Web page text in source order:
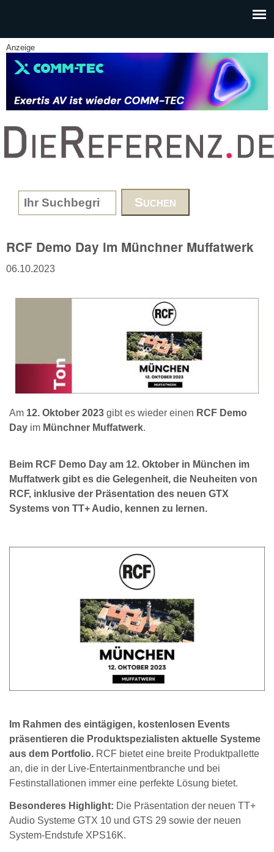
Anzeige
www.DieReferenz.de
Search form
RCF Demo Day im Münchner Muffatwerk
06.10.2023
Am 12. Oktober 2023 gibt es wieder einen RCF Demo
Day im Münchner Muffatwerk.
Beim RCF Demo Day am 12. Oktober in München im
Muffatwerk gibt es die Gelegenheit, die Neuheiten von
RCF, inklusive der Präsentation des neuen GTX
Systems von TT+ Audio, kennen zu lernen.
Im Rahmen des eintägigen, kostenlosen Events
präsentieren die Produktspezialisten aktuelle Systeme
aus dem Portfolio. RCF bietet eine breite Produktpallette
an, die in der Live-Entertainmentbranche und bei
Festinstallationen immer eine perfekte Lösung bietet.
Besonderes Highlight: Die Präsentation der neuen TT+
Audio Systeme GTX 10 und GTS 29 sowie der neuen
System-Endstufe XPS16K.